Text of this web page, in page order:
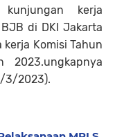
kunjungan kerja
di DKI Jakarta
Komisi Tahun
3/2023).